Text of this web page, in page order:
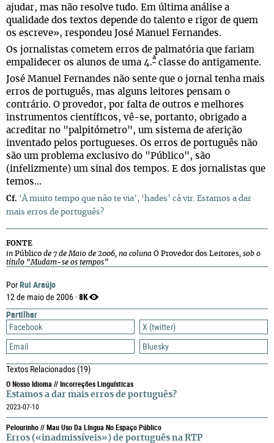
PorRui Araújo
12 de maio de 2006 ·8K
Partilhar
Facebook
X (twitter)
Email
Bluesky
Textos Relacionados(19)
O Nosso Idioma // Incorreções Linguísticas
Estamos a dar mais erros de português?
2023-07-10
Pelourinho // Mau Uso Da Língua No Espaço Público
Erros («inadmissíveis») de português na RTP
ajudar, mas não resolve tudo. Em última análise a
qualidade dos textos depende do talento e rigor de quem
os escreve», respondeu José Manuel Fernandes.
Os jornalistas cometem erros de palmatória que fariam
empalidecer os alunos de uma 4.ª classe do antigamente.
José Manuel Fernandes não sente que o jornal tenha mais
erros de português, mas alguns leitores pensam o
contrário. O provedor, por falta de outros e melhores
instrumentos científicos, vê-se, portanto, obrigado a
acreditar no "palpitómetro", um sistema de aferição
inventado pelos portugueses. Os erros de português não
são um problema exclusivo do "Público", são
(infelizmente) um sinal dos tempos. E dos jornalistas que
temos...
Cf. ‘À muito tempo que não te via’, ‘hades’ cá vir. Estamos a dar
mais erros de português?
FONTE
in Público de 7 de Maio de 2006, na coluna O Provedor dos Leitores, sob o
título “Mudam-se os tempos”